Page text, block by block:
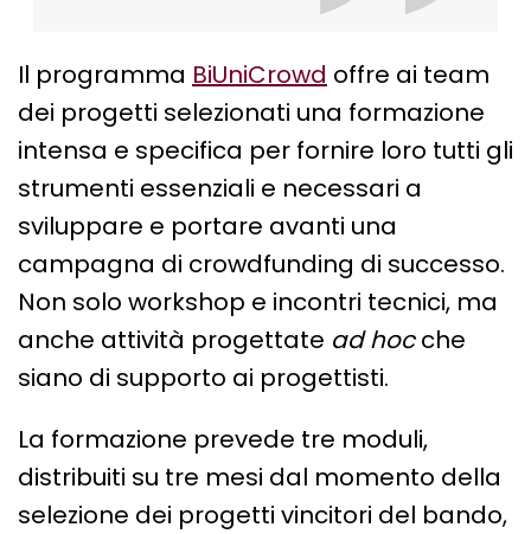
Il programma BiUniCrowd offre ai team
dei progetti selezionati una formazione
intensa e specifica per fornire loro tutti gli
strumenti essenziali e necessari a
sviluppare e portare avanti una
campagna di crowdfunding di successo.
Non solo workshop e incontri tecnici, ma
anche attività progettate ad hocche
siano di supporto ai progettisti.
La formazione prevede tre moduli,
distribuiti su tre mesi dal momento della
selezione dei progetti vincitori del bando,